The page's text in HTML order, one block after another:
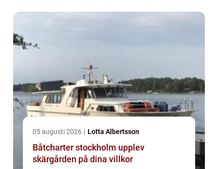
05 augusti 2026 Lotta Albertsson
Båtcharter stockholm upplev
skärgården på dina villkor